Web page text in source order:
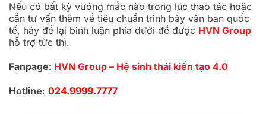
Nếu có bất kỳ vướng mắc nào trong lúc thao tác hoặc
cần tư vấn thêm về tiêu chuẩn trình bày văn bản quốc
tế, hãy để lại bình luận phía dưới để được HVN Group
hỗ trợ tức thì.
Fanpage: HVN Group – Hệ sinh thái kiến tạo 4.0
Hotline: 024.9999.7777